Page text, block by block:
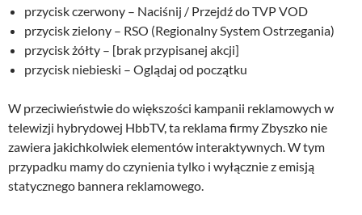
przycisk czerwony – Naciśnij / Przejdź do TVP VOD
przycisk zielony – RSO (Regionalny System Ostrzegania)
przycisk żółty – [brak przypisanej akcji]
przycisk niebieski – Oglądaj od początku
W przeciwieństwie do większości kampanii reklamowych w
telewizji hybrydowej HbbTV, ta reklama firmy Zbyszko nie
zawiera jakichkolwiek elementów interaktywnych. W tym
przypadku mamy do czynienia tylko i wyłącznie z emisją
statycznego bannera reklamowego.